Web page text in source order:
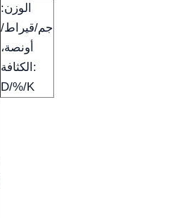
الوزن:
جم/قيراط/
أونصة،
الكثافة:
D/%/K